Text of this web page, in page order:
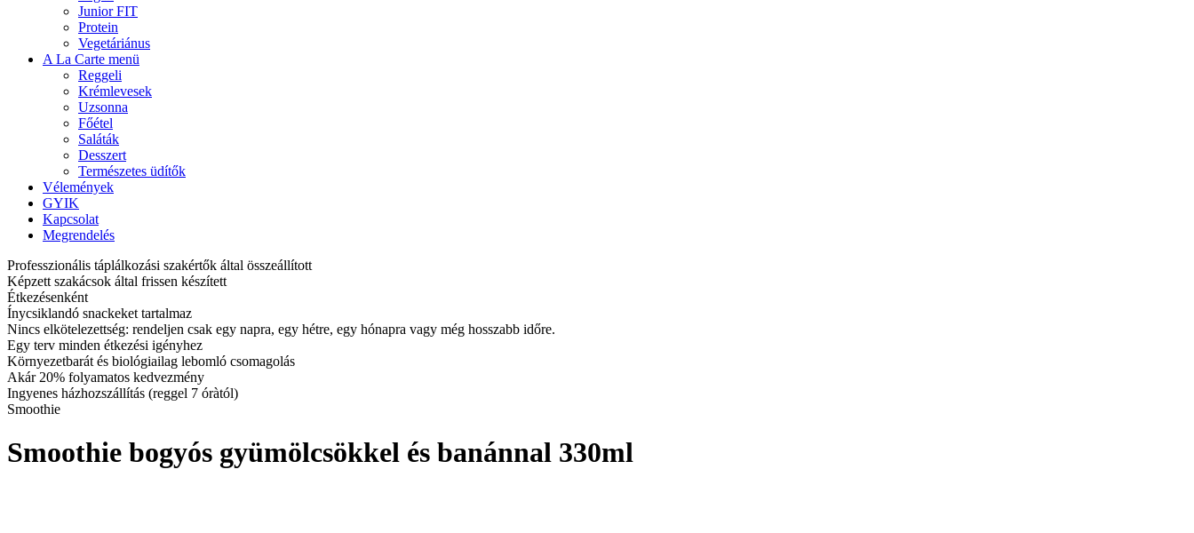
Junior FIT
Protein
Vegetáriánus
A La Carte menü
Reggeli
Krémlevesek
Uzsonna
Főétel
Saláták
Desszert
Természetes üdítők
Vélemények
GYIK
Kapcsolat
Megrendelés
Professzionális táplálkozási szakértők által összeállított
Képzett szakácsok által frissen készített
Étkezésenként
Ínycsiklandó snackeket tartalmaz
Nincs elkötelezettség: rendeljen csak egy napra, egy hétre, egy hónapra vagy még hosszabb időre.
Egy terv minden étkezési igényhez
Környezetbarát és biológiailag lebomló csomagolás
Akár 20% folyamatos kedvezmény
Ingyenes házhozszállítás (reggel 7 óràtól)
Smoothie
Smoothie bogyós gyümölcsökkel és banánnal 330ml